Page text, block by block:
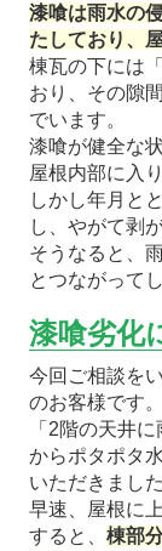
漆喰は雨水の
たしており、
棟瓦の下には
おり、その隙
でいます。
漆喰が健全な
屋根内部に入
しかし年月と
し、やがて剥
そうなると、
とつながって
漆喰劣化
今回ご相談を
のお客様です。
「2階の天井
からポタポタ
いただきました
早速、屋根に
すると、 棟部